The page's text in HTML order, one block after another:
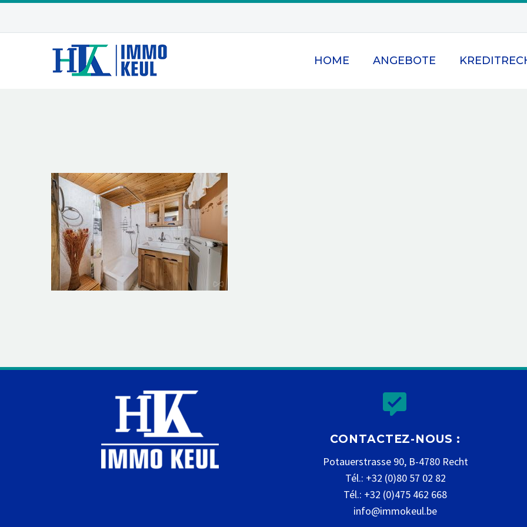
HOME ANGEBOTE


CONTACTEZ-NOUS :
Potauerstrasse 90, B-4780 Recht
Tél.: +32 (0)80 57 02 82
Tél.: +32 (0)475 462 668
info@immokeul.be